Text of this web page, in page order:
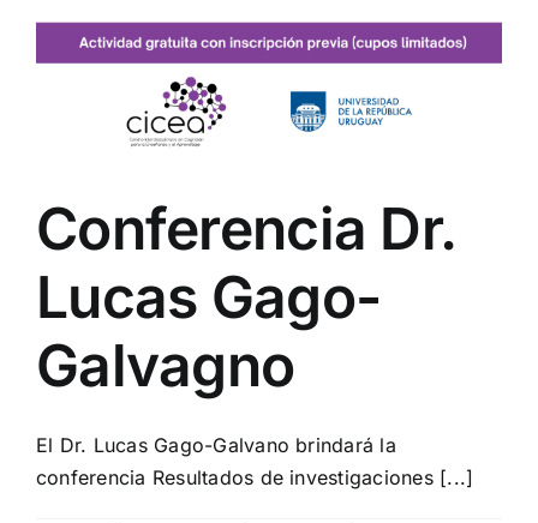
Conferencia Dr.
Lucas Gago-
Galvagno
El Dr. Lucas Gago-Galvano brindará la
conferencia Resultados de investigaciones [...]